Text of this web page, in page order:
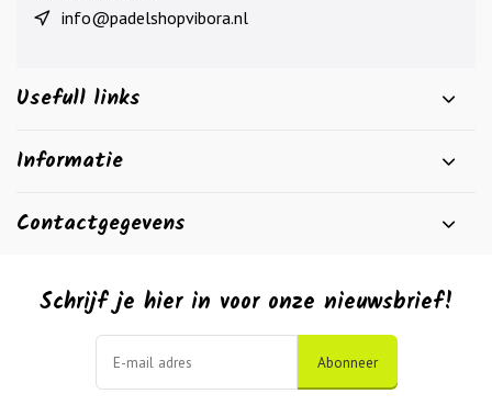
info@padelshopvibora.nl
Usefull links
Informatie
Contactgegevens
Schrijf je hier in voor onze nieuwsbrief!
Abonneer